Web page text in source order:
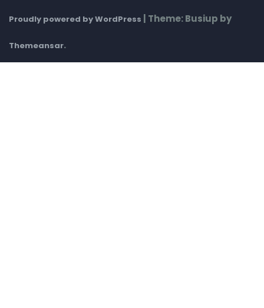
Proudly powered by WordPress Theme: Busiup by
Themeansar.